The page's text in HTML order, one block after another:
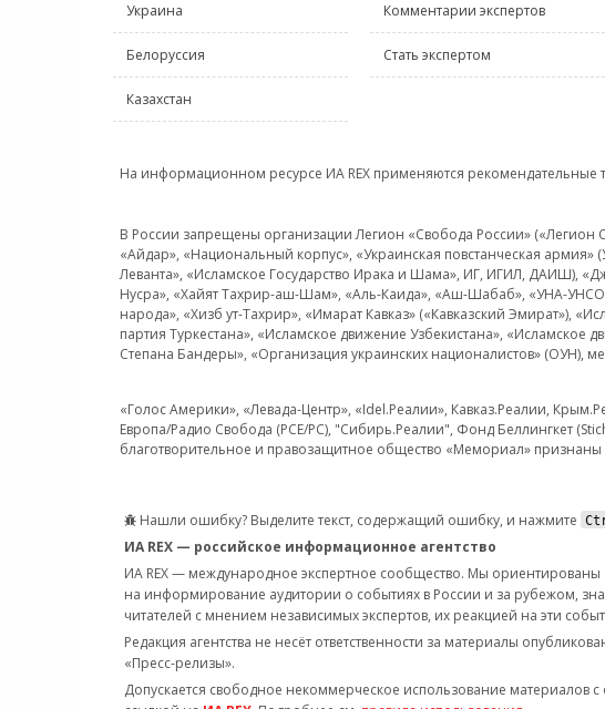
Украина
Белоруссия
Казахстан
Комментарии экспертов
Стать экспертом
На информационном ресурсе ИА REX применяются рекомендательные
В России запрещены организации Легион «Свобода России» («Легион
«Айдар», «Национальный корпус», «Украинская повстанческая армия»
Леванта», «Исламское Государство Ирака и Шама», ИГ, ИГИЛ, ДАИШ),
Нусра», «Хайят Тахрир-аш-Шам», «Аль-Каида», «Аш-Шабаб», «УНА-
народа», «Хизб ут-Тахрир», «Имарат Кавказ» («Кавказский Эмират»),
партия Туркестана», «Исламское движение Узбекистана»,
Степана Бандеры», «Организация украинских националистов» (ОУН),
«Голос Америки», «Левада-Центр», «Idel.Реалии», Кавказ.Реалии,
Европа/Радио Свобода (PCE/PC), "Сибирь.Реалии", Фонд Беллингкет
благотворительное и правозащитное общество «Мемориал» признаны
Нашли ошибку? Выделите текст, содержащий ошибку, и нажмите
ИА REX — российское информационное агентство
ИА REX — международное экспертное сообщество. Мы ориентированы
на информирование аудитории о событиях в России и за рубежом,
читателей с мнением независимых экспертов, их реакцией на эти
Редакция агентства не несёт ответственности за материалы
«Пресс-релизы».
Допускается свободное некоммерческое использование материалов с